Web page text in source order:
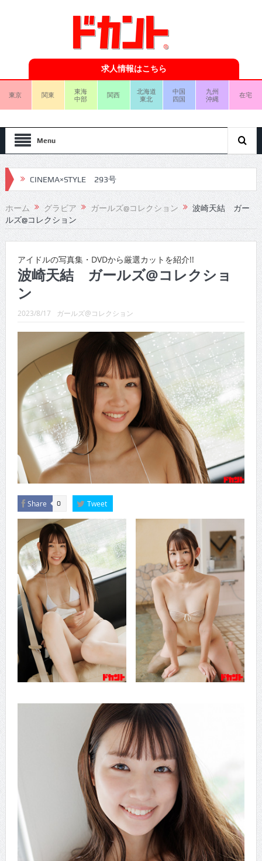
求人情報はこちら
東京 関東
東海
中部
関西
北海道
東北
中国
四国
九州
沖縄
在宅
Menu
CINEMA×STYLE 293号
CINEMA×STYLE 292号
CINEMA×STYLE 291号
CINEMA×STYLE 289号
CINEMA×STYLE 288号
CINEMA×STYLE 287号
CINEMA×STYLE 286号
CINEMA×STYLE 285号
CINEMA×STYLE 294号
ホーム グラビア ガールズ@コレクション
波崎天結 ガー
ルズ@コレクション
アイドルの写真集・DVDから厳選カットを紹介!!
波崎天結 ガールズ@コレクショ
ン
2023/8/17 ガールズ@コレクション
Share 0 Tweet